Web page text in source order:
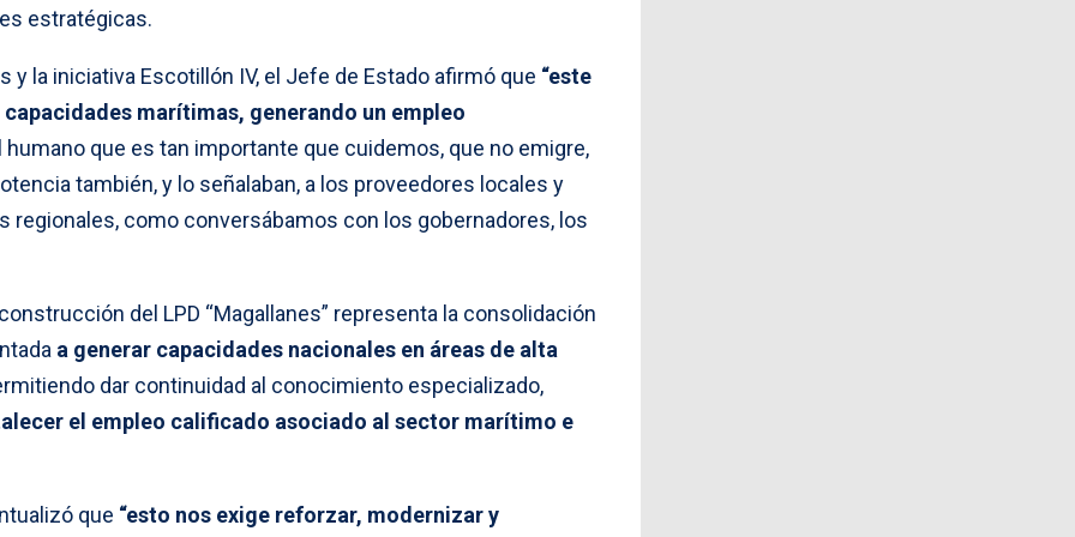
estratégicas.
y la iniciativa Escotillón IV, el Jefe de Estado afirmó que “este
marítimas, generando un empleo
que es tan importante que cuidemos, que no emigre,
también, y lo señalaban, a los proveedores locales y
regionales, como conversábamos con los gobernadores, los
del LPD “Magallanes” representa la consolidación
a generar capacidades nacionales en áreas de alta
dar continuidad al conocimiento especializado,
el empleo calificado asociado al sector marítimo e
que “esto nos exige reforzar, modernizar y